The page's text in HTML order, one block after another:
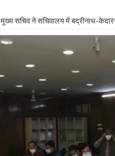
मुख्य सचिव ने सचिवालय में बद्रीनाथ-